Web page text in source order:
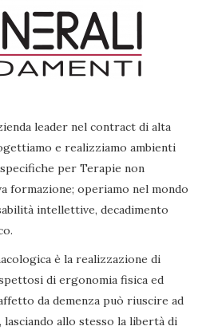
leader nel contract di alta
e realizziamo ambienti
per Terapie non
formazione; operiamo nel mondo
intellettive, decadimento
è la realizzazione di
di ergonomia fisica ed
da demenza può riuscire ad
allo stesso la libertà di